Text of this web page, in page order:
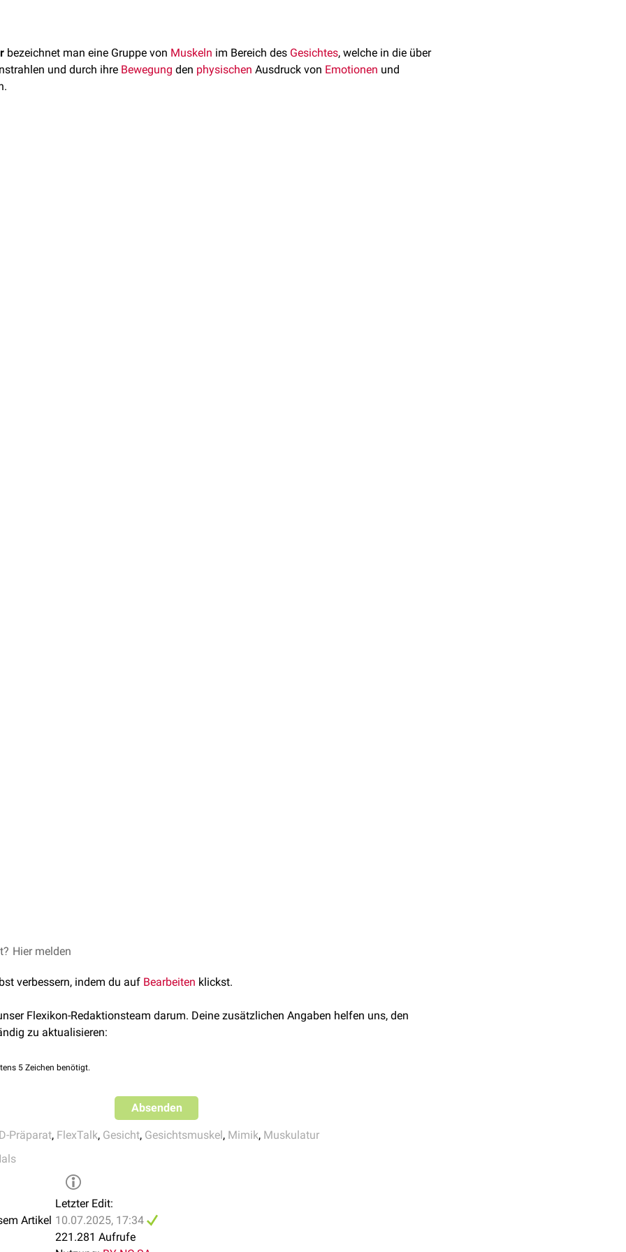
bezeichnet man eine Gruppe von Muskeln im Bereich des Gesichtes, welche in die über
und durch ihre Bewegung den physischen Ausdruck von Emotionen und
ohne Faszien im subkutanen Fettgewebe, mit Ausnahme des
mimischer Muskulatur
den einzelnen Arealen des Gesichtsschädels zugeordnet.
frontalis)
oris
superioris
minor
labii inferioris
Hier melden
verbessern, indem du auf Bearbeiten klickst.
Flexikon-Redaktionsteam darum. Deine zusätzlichen Angaben helfen uns, den
zu aktualisieren:
5 Zeichen benötigt.
Absenden
Präparat, FlexTalk, Gesicht, Gesichtsmuskel, Mimik, Muskulatur
Artikel
Letzter Edit:
10.07.2025, 17:34
221.281 Aufrufe